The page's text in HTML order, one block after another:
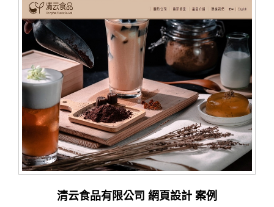
清云食品有限公司 網頁設計 案例